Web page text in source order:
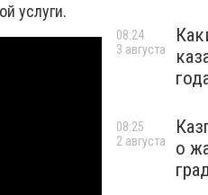
услуги.
08:24
3 августа
о
08:25
2 августа